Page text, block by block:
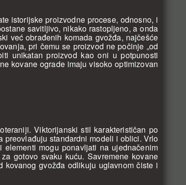
istorijske proizvodne procese, odnosno, i
savitljivo, nikako rastopljeno, a onda
već obrađenih komada gvožđa, najčešće
pri čemu se proizvod ne počinje „od
unikatan proizvod kao oni u potpunosti
kovane ograde imaju visoko optimizovan
Viktorijanski stil karakterističan po
preovlađuju standardni modeli i oblici. Vrlo
mogu ponavljati na ujednačenim
gotovo svaku kuću. Savremene kovane
kovanog gvožđa odlikuju uglavnom čiste i